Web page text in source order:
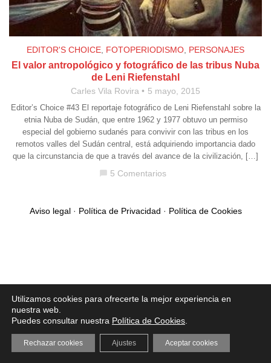
EDITOR'S CHOICE FOTOPERIODISMO PERSONAJES
El valor antropológico y fotográfico de las tribus Nuba
de Leni Riefenstahl
Carles Vila Rovira 5 mayo, 2015
Editor’s Choice #43 El reportaje fotográfico de Leni Riefenstahl sobre la
etnia Nuba de Sudán, que entre 1962 y 1977 obtuvo un permiso
especial del gobierno sudanés para convivir con las tribus en los
remotos valles del Sudán central, está adquiriendo importancia dado
que la circunstancia de que a través del avance de la civilización, […]
5 Comentarios
Aviso legal· Política de Privacidad · Política de Cookies
Utilizamos cookies para ofrecerte la mejor experiencia en
nuestra web.
Puedes consultar nuestra Política de Cookies
Aceptar cookies
Rechazar cookies Ajustes